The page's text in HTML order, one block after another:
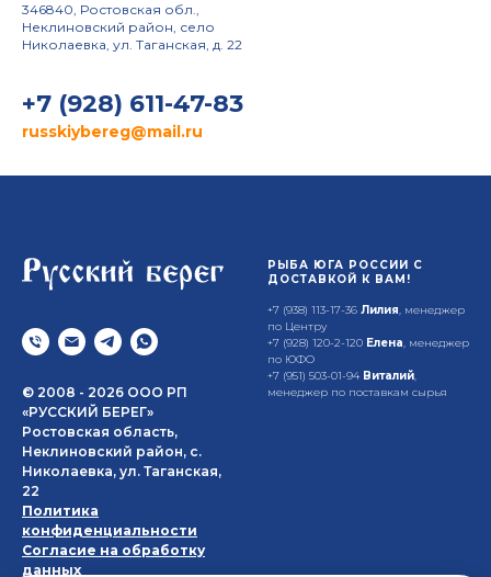
346840, Ростовская обл.,
Неклиновский район, село
Николаевка, ул. Таганская, д. 22
+7 (928) 611-47-83
russkiybereg@mail.ru
© 2008 - 2026 ООО РП
«РУССКИЙ БЕРЕГ»
Ростовская область,
Неклиновский район, с.
Николаевка, ул. Таганская,
22
Политика
конфиденциальности
Согласие на обработку
данных
РЫБА ЮГА РОССИИ С
ДОСТАВКОЙ К ВАМ!
+7 (938) 113-17-36 Лилия, менеджер
по Центру
+7 (928) 120-2-120 Елена, менеджер
по ЮФО
+7 (951) 503-01-94 Виталий,
менеджер по поставкам сырья